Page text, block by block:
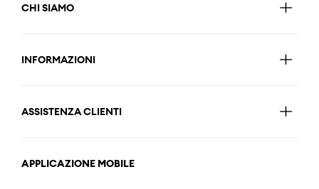
CHI SIAMO
INFORMAZIONI
ASSISTENZA CLIENTI
APPLICAZIONE MOBILE